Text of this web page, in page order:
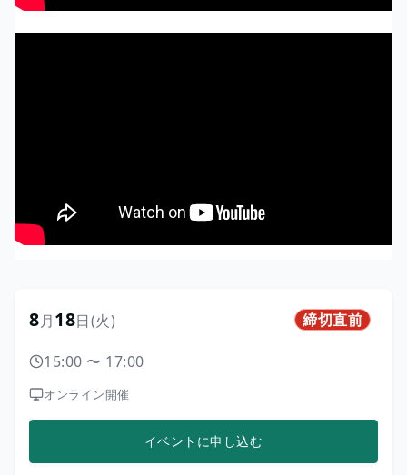
8月18日(火) 締切直前
15:00 〜 17:00
オンライン開催
イベントに申し込む